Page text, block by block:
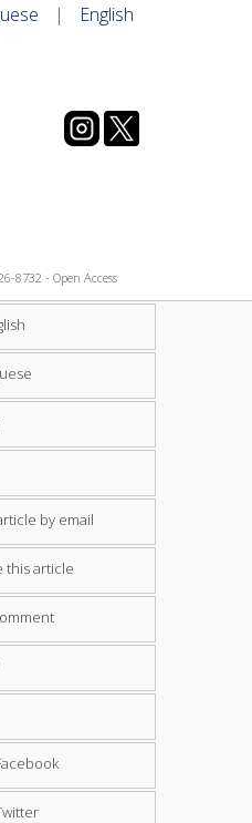
| English
8732 - Open Access
by email
this article